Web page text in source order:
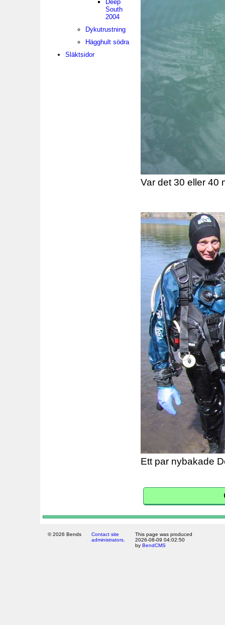
Deep
South
2004
Dykutrustning
Hägghult södra
Släktsidor
Var det 30 eller 40
Ett par nybakade
© 2026 Bends
Contact site
administrators.
This page was produced
2026-08-09 04:02:50
by BendCMS